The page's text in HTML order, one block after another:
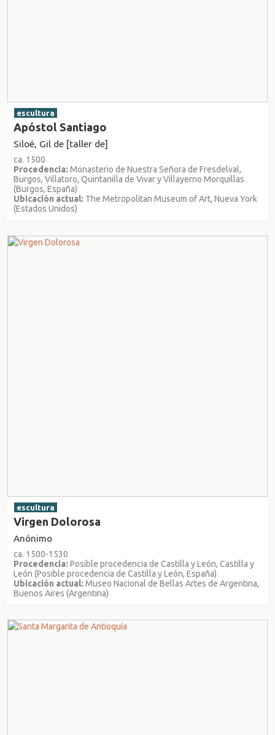
escultura
Apóstol Santiago
Siloé, Gil de [taller de]
ca. 1500
Procedencia: Monasterio de Nuestra Señora de Fresdelval,
Burgos, Villatoro, Quintanilla de Vivar y Villayerno Morquillas
(Burgos, España)
Ubicación actual: The Metropolitan Museum of Art, Nueva York
(Estados Unidos)
escultura
Virgen Dolorosa
Anónimo
ca. 1500-1530
Procedencia: Posible procedencia de Castilla y León, Castilla y
León (Posible procedencia de Castilla y León, España)
Ubicación actual: Museo Nacional de Bellas Artes de Argentina,
Buenos Aires (Argentina)